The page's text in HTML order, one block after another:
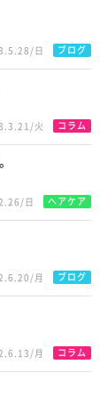
日 ブログ
火 コラム
日 ヘアケア
月 ブログ
月 コラム